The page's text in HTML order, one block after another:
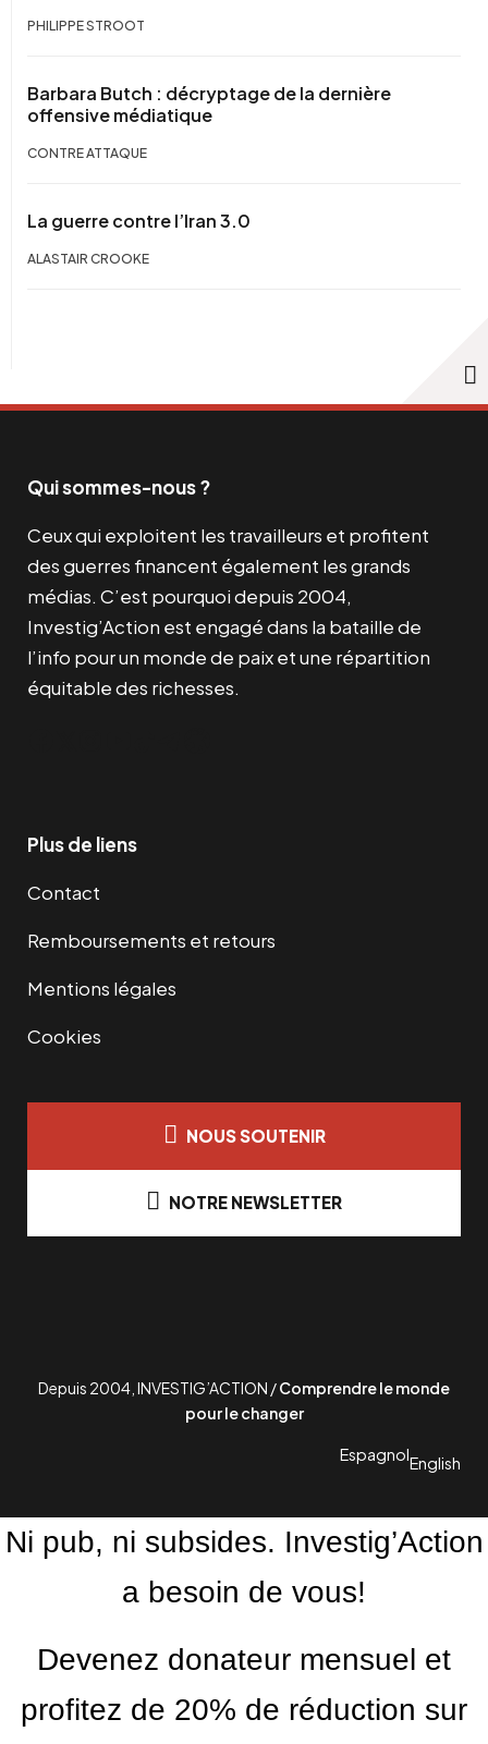
PHILIPPE STROOT
Barbara Butch : décryptage de la dernière
offensive médiatique
CONTRE ATTAQUE
La guerre contre l’Iran 3.0
ALASTAIR CROOKE
Qui sommes-nous ?
Ceux qui exploitent les travailleurs et profitent
des guerres financent également les grands
médias. C’est pourquoi depuis 2004,
Investig’Action est engagé dans la bataille de
l’info pour un monde de paix et une répartition
équitable des richesses.
Plus de liens
Contact
Remboursements et retours
Mentions légales
Cookies
NOUS SOUTENIR
NOTRE NEWSLETTER
Depuis 2004, INVESTIG’ACTION /Comprendre le monde
pour le changer
EspagnolEnglish
Ni pub, ni subsides. Investig’Action
a besoin de vous!
Devenez donateur mensuel et
profitez de 20% de réduction sur